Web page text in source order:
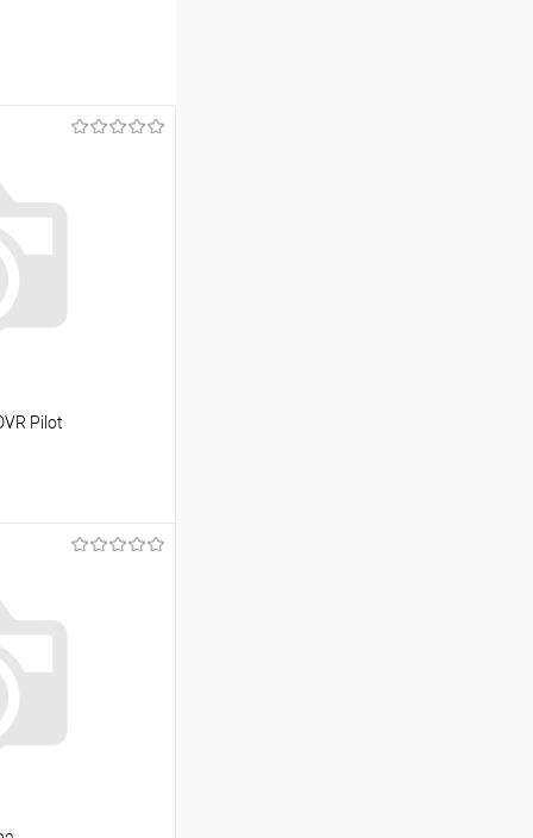
Pilot
Сравнение
Под заказ